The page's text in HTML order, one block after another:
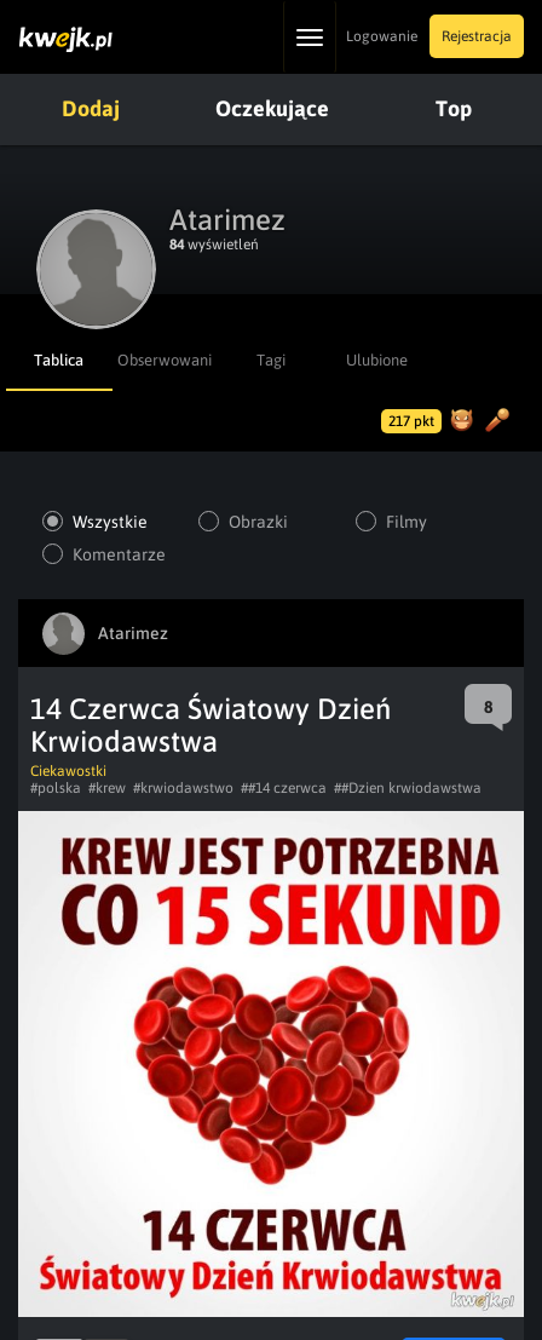
ToggleLogowanie Rejestracja
Dodaj Oczekujące Top
Atarimez
84wyświetleń
Tablica Obserwowani Tagi Ulubione
217 pkt
Wszystkie Obrazki
Filmy
Komentarze
Atarimez
14 Czerwca Światowy Dzień
Krwiodawstwa
8
Ciekawostki
#polska #krew #krwiodawstwo ##14 czerwca ##Dzien krwiodawstwa